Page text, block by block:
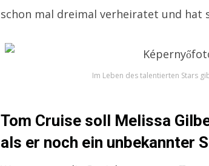
schon mal dreimal verheiratet und hat
Im Leben des talentierten Stars
Tom Cruise soll Melissa
als er noch ein unbekannter